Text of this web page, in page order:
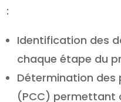
:
Identification des
chaque étape du
Détermination des
(PCC) permettant